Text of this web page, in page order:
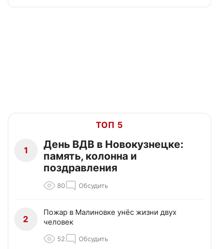
ТОП 5
1
День ВДВ в Новокузнецке:
память, колонна и
поздравления
80 Обсудить
2
Пожар в Малиновке унёс жизни двух
человек
52 Обсудить